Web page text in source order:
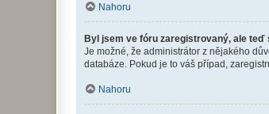
Nahoru
Byl jsem ve fóru zaregistrovaný, ale teď
Je možné, že administrátor z nějakého
databáze. Pokud je to váš případ,
Nahoru